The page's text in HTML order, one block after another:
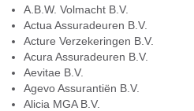
A.B.W. Volmacht B.V.
Actua Assuradeuren B.V.
Acture Verzekeringen B.V.
Acura Assuradeuren B.V.
Aevitae B.V.
Agevo Assurantiën B.V.
Alicia MGA B.V.